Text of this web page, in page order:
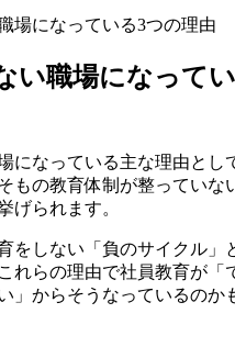
い職場になって
になっている主な理由とし
もの教育体制が整っていな
げられます。
をしない「負のサイクル」
れらの理由で社員教育が「
」からそうなっているのか